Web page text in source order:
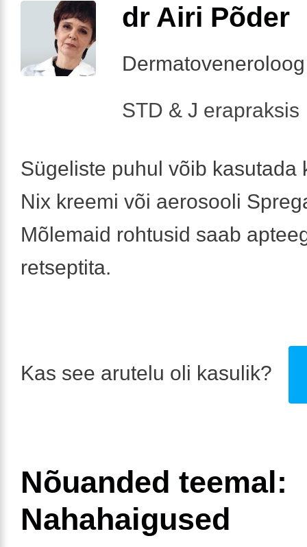
dr Airi Põder
Dermatoveneroloog
STD & J erapraksis
Sügeliste puhul võib kasutada
Nix kreemi või aerosooli
Mõlemaid rohtusid saab
retseptita.
Kas see arutelu oli kasulik?
Nõuanded teemal:
Nahahaigused